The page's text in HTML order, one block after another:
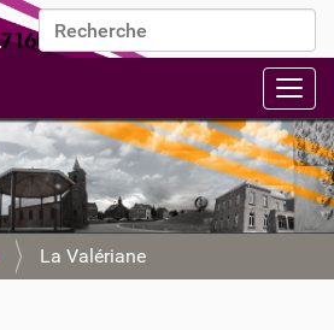
Chercher par
Recherche avancée…
La Valériane